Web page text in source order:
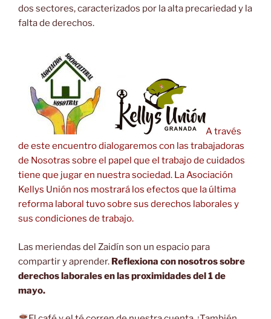
dos sectores, caracterizados por la alta precariedad y la
falta de derechos.
A través
de este encuentro dialogaremos con las trabajadoras
de Nosotras sobre el papel que el trabajo de cuidados
tiene que jugar en nuestra sociedad. La Asociación
Kellys Unión nos mostrará los efectos que la última
reforma laboral tuvo sobre sus derechos laborales y
sus condiciones de trabajo.
Las meriendas del Zaidín son un espacio para
compartir y aprender. Reflexiona con nosotros sobre
derechos laborales en las proximidades del 1 de
mayo.